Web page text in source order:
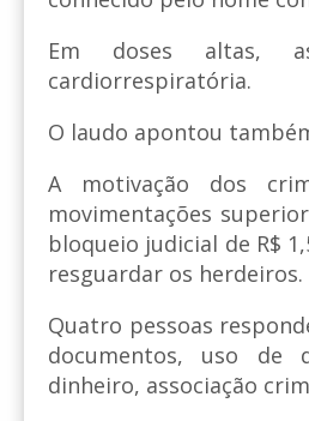
Em doses altas,
cardiorrespiratória.
O laudo apontou
A motivação dos
movimentações
bloqueio judicial de R$
resguardar os herdeiros.
Quatro pessoas
documentos, uso de
dinheiro, associação